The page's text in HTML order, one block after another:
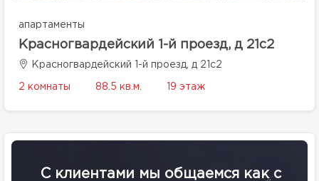
апартаменты
Красногвардейский 1-й проезд, д 21с2
Красногвардейский 1-й проезд, д 21с2
2 комнаты 88.5 кв.м. 19 этаж
С клиентами мы общаемся как с